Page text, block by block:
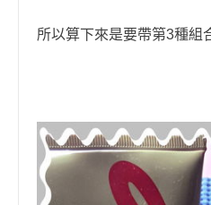
所以算下來是要帶第3種組